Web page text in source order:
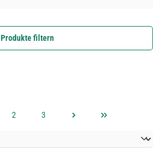
Produkte filtern
Seite
2 Seite
3